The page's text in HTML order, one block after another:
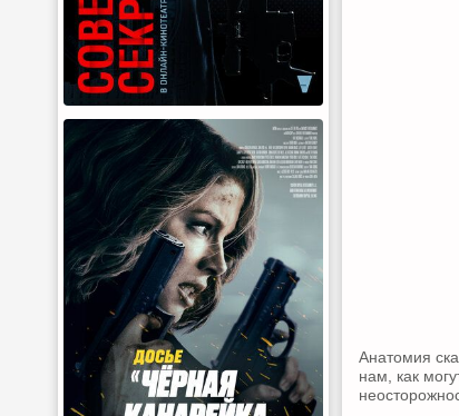
Анатомия
нам, как